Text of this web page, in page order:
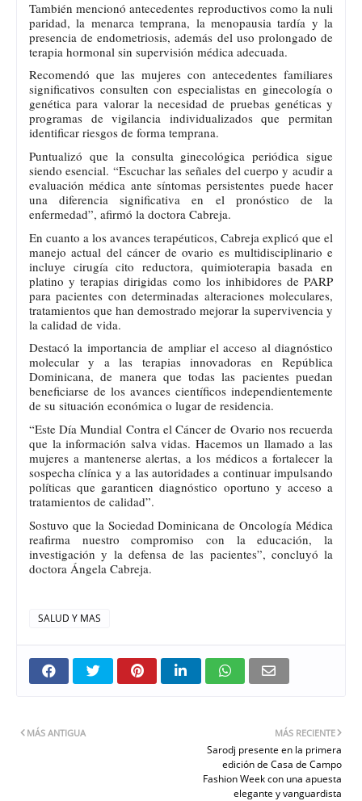
También mencionó antecedentes reproductivos como la nuli
paridad, la menarca temprana, la menopausia tardía y la
presencia de endometriosis, además del uso prolongado de
terapia hormonal sin supervisión médica adecuada.
Recomendó que las mujeres con antecedentes familiares
significativos consulten con especialistas en ginecología o
genética para valorar la necesidad de pruebas genéticas y
programas de vigilancia individualizados que permitan
identificar riesgos de forma temprana.
Puntualizó que la consulta ginecológica periódica sigue
siendo esencial. “Escuchar las señales del cuerpo y acudir a
evaluación médica ante síntomas persistentes puede hacer
una diferencia significativa en el pronóstico de la
enfermedad”, afirmó la doctora Cabreja.
En cuanto a los avances terapéuticos, Cabreja explicó que el
manejo actual del cáncer de ovario es multidisciplinario e
incluye cirugía cito reductora, quimioterapia basada en
platino y terapias dirigidas como los inhibidores de PARP
para pacientes con determinadas alteraciones moleculares,
tratamientos que han demostrado mejorar la supervivencia y
la calidad de vida.
Destacó la importancia de ampliar el acceso al diagnóstico
molecular y a las terapias innovadoras en República
Dominicana, de manera que todas las pacientes puedan
beneficiarse de los avances científicos independientemente
de su situación económica o lugar de residencia.
“Este Día Mundial Contra el Cáncer de Ovario nos recuerda
que la información salva vidas. Hacemos un llamado a las
mujeres a mantenerse alertas, a los médicos a fortalecer la
sospecha clínica y a las autoridades a continuar impulsando
políticas que garanticen diagnóstico oportuno y acceso a
tratamientos de calidad”.
Sostuvo que la Sociedad Dominicana de Oncología Médica
reafirma nuestro compromiso con la educación, la
investigación y la defensa de las pacientes”, concluyó la
doctora Ángela Cabreja.
SALUD Y MAS
MÁS RECIENTE
Sarodj presente en la primera
edición de Casa de Campo
Fashion Week con una apuesta
elegante y vanguardista
MÁS ANTIGUA